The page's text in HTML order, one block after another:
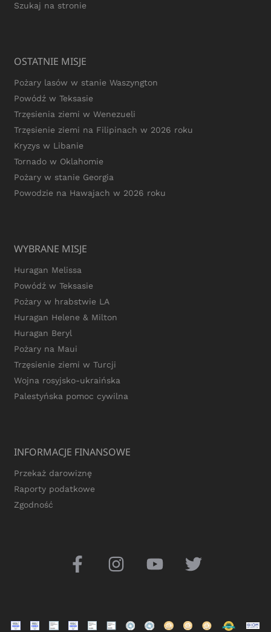
Szukaj na stronie
OSTATNIE MISJE
Pożary lasów w stanie Waszyngton
Powódź w Teksasie
Trzęsienia ziemi w Wenezueli
Trzęsienie ziemi na Filipinach w 2026 roku
Kryzys w Libanie
Tornado w Oklahomie
Pożary w stanie Georgia
Powodzie na Hawajach w 2026 roku
WYBRANE MISJE
Huragan Melissa
Powódź w Teksasie
Pożary w hrabstwie LA
Huragan Helene & Milton
Huragan Beryl
Pożary na Maui
Trzęsienie ziemi w Turcji
Wojna rosyjsko-ukraińska
Palestyńska pomoc cywilna
INFORMACJE FINANSOWE
Przekaż darowiznę
Raporty podatkowe
Zgodność